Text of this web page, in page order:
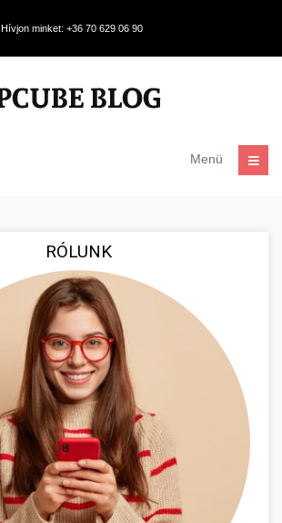
Hívjon minket: +36 70 629 06 90
Menü
RÓLUNK